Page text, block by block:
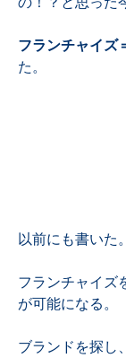
フランチャイズ
た。
以前にも書いた。
フランチャイズ
が可能になる。
ブランドを探し